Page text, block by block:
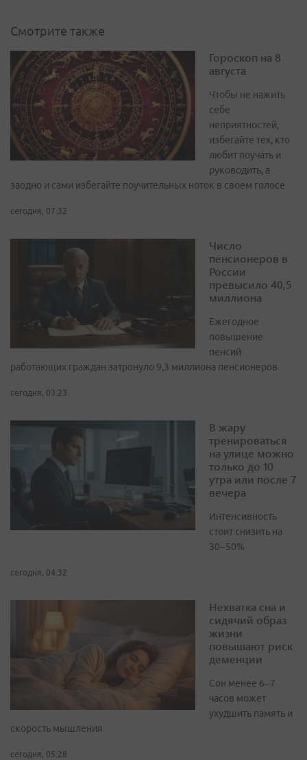
Смотрите также
Гороскоп на 8
августа
Чтобы не нажить
себе
неприятностей,
избегайте тех, кто
любит поучать и
руководить, а
заодно и сами избегайте поучительных ноток в своем голосе
сегодня, 07:32
Число
пенсионеров в
России
превысило 40,5
миллиона
Ежегодное
повышение
пенсий
работающих граждан затронуло 9,3 миллиона пенсионеров
сегодня, 03:23
В жару
тренироваться
на улице можно
только до 10
утра или после 7
вечера
Интенсивность
стоит снизить на
30–50%
сегодня, 04:32
Нехватка сна и
сидячий образ
жизни
повышают риск
деменции
Сон менее 6–7
часов может
ухудшить память и
скорость мышления
сегодня, 05:28